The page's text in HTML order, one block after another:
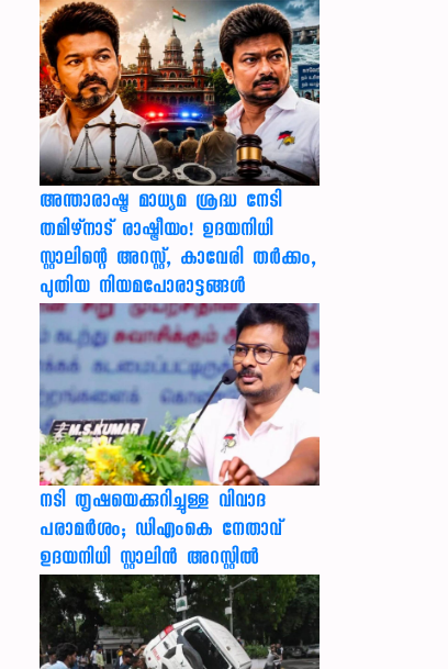
അന്താരാഷ്ട്ര മാധ്യമ ശ്രദ്ധ നേടി
തമിഴ്‌നാട് രാഷ്ട്രീയം! ഉദയനിധി
സ്റ്റാലിന്റെ അറസ്റ്റ്, കാവേരി തർക്കം,
പുതിയ നിയമപോരാട്ടങ്ങൾ
നടി തൃഷയെക്കുറിച്ചുള്ള വിവാദ
പരാമർശം; ഡിഎംകെ നേതാവ്
ഉദയനിധി സ്റ്റാലിൻ അറസ്റ്റിൽ